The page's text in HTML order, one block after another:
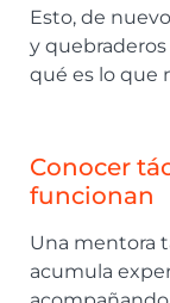
Esto, de
y
qué es lo que
Conocer
funcionan
Una mentora
acumula